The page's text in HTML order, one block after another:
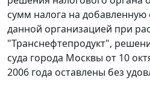
сумм налога на
данной организацией при
"Транснефтепродукт",
суда города Москвы от 10
2006 года оставлены без